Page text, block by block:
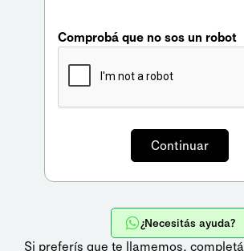
Comprobá que no sos un robot
¿Necesitás ayuda?
Si preferís que te llamemos,